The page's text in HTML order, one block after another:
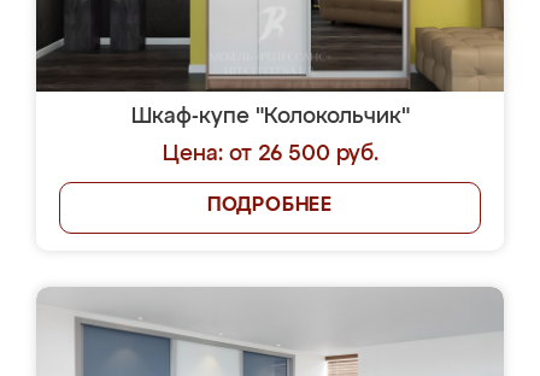
Шкаф-купе "Колокольчик"
Цена: от 26 500 руб.
ПОДРОБНЕЕ